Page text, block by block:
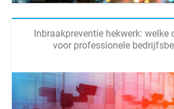
Inbraakpreventie hekwerk: welke
voor professionele